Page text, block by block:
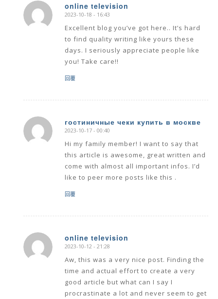
online television
says:
2023-10-18 - 16:43
Excellent blog you’ve got here.. It’s hard
to find quality writing like yours these
days. I seriously appreciate people like
you! Take care!!
回覆
гостиничные чеки купить в москве
says:
2023-10-17 - 00:40
Hi my family member! I want to say that
this article is awesome, great written and
come with almost all important infos. I’d
like to peer more posts like this .
回覆
online television
says:
2023-10-12 - 21:28
Aw, this was a very nice post. Finding the
time and actual effort to create a very
good article but what can I say I
procrastinate a lot and never seem to get